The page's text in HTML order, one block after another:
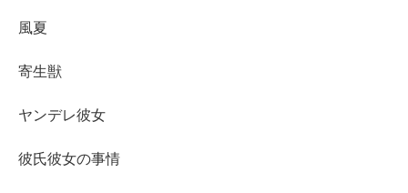
風夏
寄生獣
ヤンデレ彼女
彼氏彼女の事情